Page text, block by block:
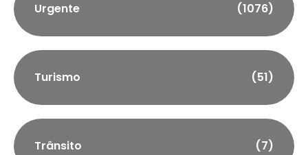
Urgente (1076)
Turismo (51)
Trânsito (7)